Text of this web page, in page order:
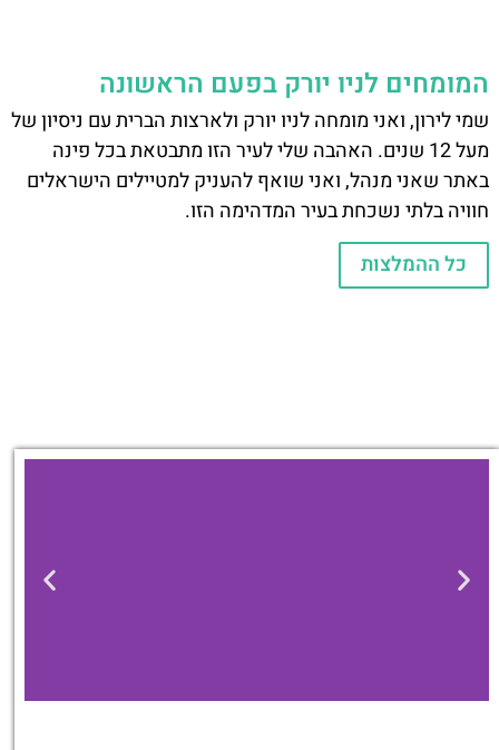
המומחים לניו יורק בפעם הראשונה
שמי לירון, ואני מומחה לניו יורק ולארצות הברית עם ניסיון של
מעל 12 שנים. האהבה שלי לעיר הזו מתבטאת בכל פינה
באתר שאני מנהל, ואני שואף להעניק למטיילים הישראלים
חוויה בלתי נשכחת בעיר המדהימה הזו.
כל ההמלצות